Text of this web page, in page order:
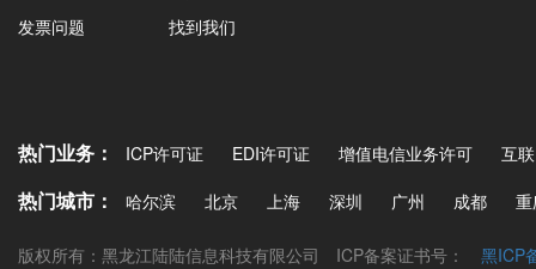
发票问题
找到我们
热门业务： ICP许可证 EDI许可证 增值电信业务许可 互
热门城市： 哈尔滨 北京 上海 深圳 广州 成都
版权所有：黑龙江陆陆信息科技有限公司 ICP备案证书号： 黑ICP